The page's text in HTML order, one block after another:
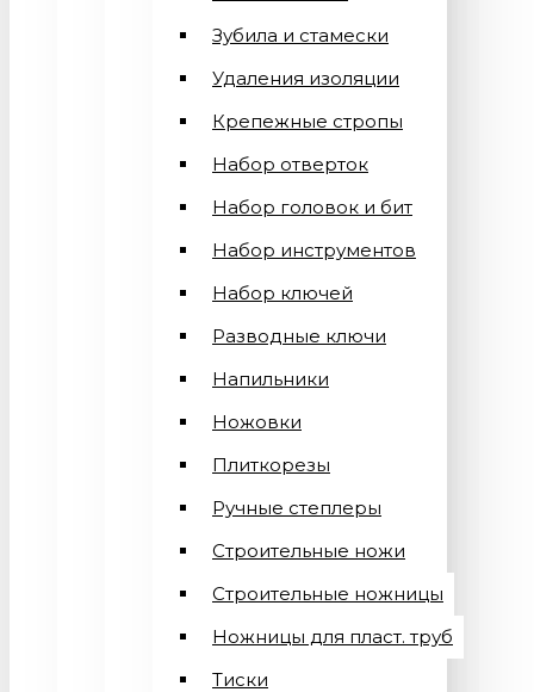
Зубила и стамески
Удаления изоляции
Крепежные стропы
Набор отверток
Набор головок и бит
Набор инструментов
Набор ключей
Разводные ключи
Напильники
Ножовки
Плиткорезы
Ручные степлеры
Строительные ножи
Строительные ножницы
Ножницы для пласт. труб
Тиски